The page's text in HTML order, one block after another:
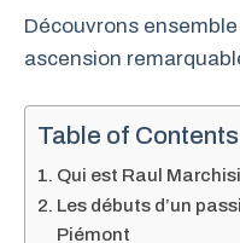
Découvrons
ascension
Table of Contents
Qui est Raul
Les débuts d’un
Piémont